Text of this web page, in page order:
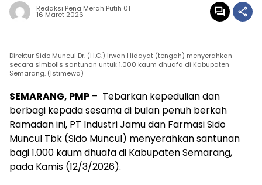
Redaksi Pena Merah Putih 01
16 Maret 2026
Direktur Sido Muncul Dr. (H.C.) Irwan Hidayat (tengah) menyerahkan
secara simbolis santunan untuk 1.000 kaum dhuafa di Kabupaten
Semarang. (Istimewa)
SEMARANG, PMP – Tebarkan kepedulian dan
berbagi kepada sesama di bulan penuh berkah
Ramadan ini, PT Industri Jamu dan Farmasi Sido
Muncul Tbk (Sido Muncul) menyerahkan santunan
bagi 1.000 kaum dhuafa di Kabupaten Semarang,
pada Kamis (12/3/2026).